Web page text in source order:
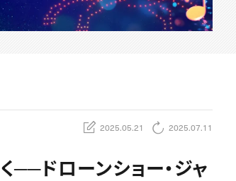
2025.05.21 2025.07.11
ドローンショー・ジャ